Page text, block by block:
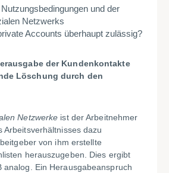
und der
Netzwerks
Accounts überhaupt zulässig?
der Kundenkontakte
Löschung durch den
Netzwerke ist der Arbeitnehmer
Arbeitsverhältnisses dazu
von ihm erstellte
herauszugeben. Dies ergibt
analog. Ein Herausgabeanspruch